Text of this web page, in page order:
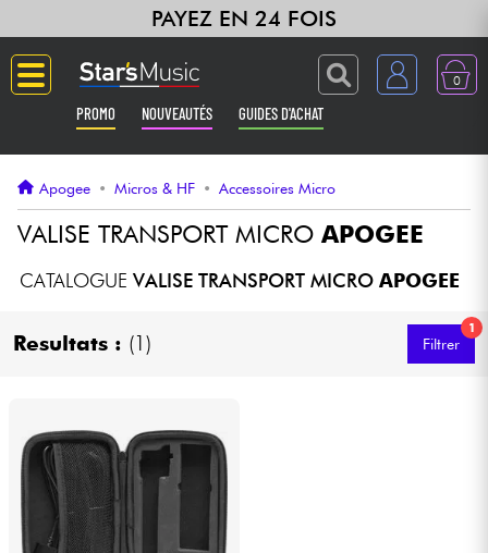
PAYEZ EN 24 FOIS
0
PROMO NOUVEAUTÉS GUIDES D'ACHAT
Guitares & Basses
Amplis & Effets
Claviers & Pianos
Home Studio
Casques
Apogee • Micros & HF • Accessoires Micro
VALISE TRANSPORT MICRO APOGEE
CATALOGUE VALISE TRANSPORT MICRO APOGEE
Resultats : (1)
1
Filtrer